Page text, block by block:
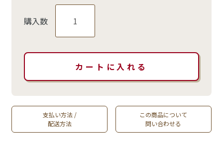
購入数
支払い方法 /
配送方法
この商品について
問い合わせる